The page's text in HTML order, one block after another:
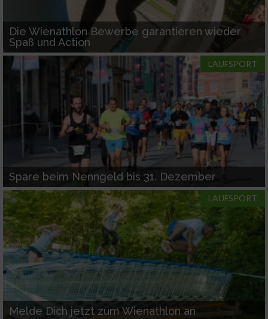
Die Wienathlon Bewerbe garantieren wieder
Spaß und Action
LAUFSPORT
Spare beim Nenngeld bis 31. Dezember
LAUFSPORT
Melde Dich jetzt zum Wienathlon an